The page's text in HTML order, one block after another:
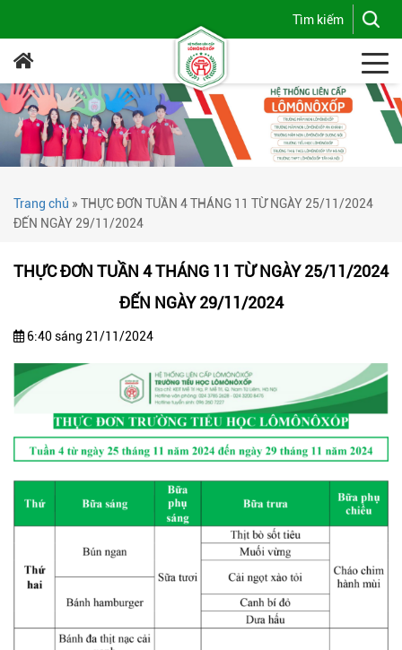
Trang chủ » THỰC ĐƠN TUẦN 4 THÁNG 11 TỪ NGÀY 25/11/2024
ĐẾN NGÀY 29/11/2024
THỰC ĐƠN TUẦN 4 THÁNG 11 TỪ NGÀY 25/11/2024
ĐẾN NGÀY 29/11/2024
6:40 sáng 21/11/2024